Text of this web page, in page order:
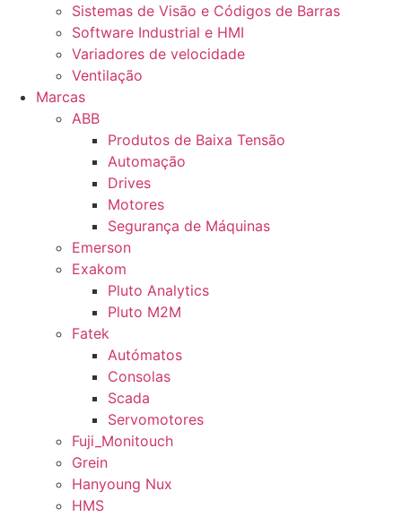
Sistemas de Visão e Códigos de Barras
Software Industrial e HMI
Variadores de velocidade
Ventilação
Marcas
ABB
Produtos de Baixa Tensão
Automação
Drives
Motores
Segurança de Máquinas
Emerson
Exakom
Pluto Analytics
Pluto M2M
Fatek
Autómatos
Consolas
Scada
Servomotores
Fuji_Monitouch
Grein
Hanyoung Nux
HMS